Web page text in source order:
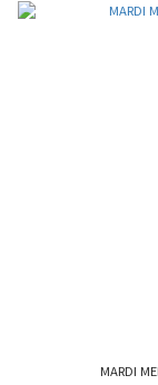
MARDI